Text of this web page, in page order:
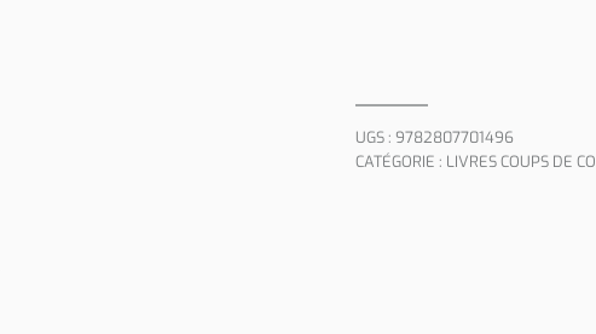
UGS : 9782807701496
CATÉGORIE : LIVRES COUPS DE